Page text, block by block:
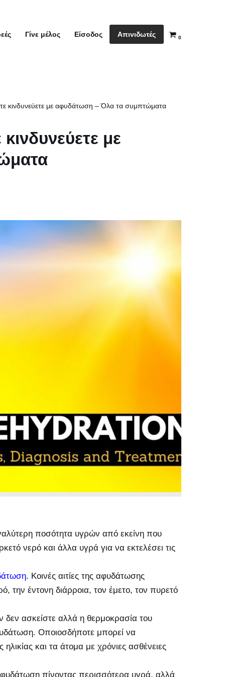
Γίνε μέλος Είσοδος Απινιδωτές 0
κινδυνεύετε με αφυδάτωση – Όλα τα συμπτώματα
με
ποσότητα υγρών από εκείνη που
νερό και άλλα υγρά για να εκτελέσει τις
. Κοινές αιτίες της αφυδάτωσης
την έντονη διάρροια, τον έμετο, τον πυρετό
δεν ασκείστε αλλά η θερμοκρασία του
Οποιοσδήποτε μπορεί να
και τα άτομα με χρόνιες ασθένειες
πίνοντας περισσότερα υγρά, αλλά